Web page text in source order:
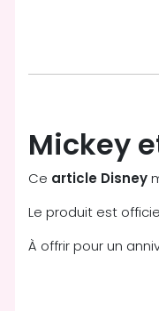
Mickey
Ce article Disney
Le produit est
À offrir pour un